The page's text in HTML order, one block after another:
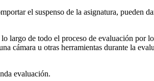
el suspenso de la asignatura, pueden
largo de todo el proceso de evaluación por
cámara u otras herramientas durante la
evaluación.